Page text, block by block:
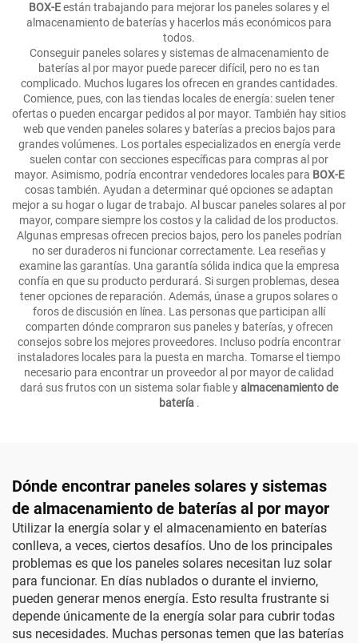
BOX-Eestán trabajando para mejorar los paneles solares y el
almacenamiento de baterías y hacerlos más económicos para
todos.
Conseguir paneles solares y sistemas de almacenamiento de
baterías al por mayor puede parecer difícil, pero no es tan
complicado. Muchos lugares los ofrecen en grandes cantidades.
Comience, pues, con las tiendas locales de energía: suelen tener
ofertas o pueden encargar pedidos al por mayor. También hay sitios
web que venden paneles solares y baterías a precios bajos para
grandes volúmenes. Los portales especializados en energía verde
suelen contar con secciones específicas para compras al por
mayor. Asimismo, podría encontrar vendedores locales para BOX-E
cosas también. Ayudan a determinar qué opciones se adaptan
mejor a su hogar o lugar de trabajo. Al buscar paneles solares al por
mayor, compare siempre los costos y la calidad de los productos.
Algunas empresas ofrecen precios bajos, pero los paneles podrían
no ser duraderos ni funcionar correctamente. Lea reseñas y
examine las garantías. Una garantía sólida indica que la empresa
confía en que su producto perdurará. Si surgen problemas, desea
tener opciones de reparación. Además, únase a grupos solares o
foros de discusión en línea. Las personas que participan allí
comparten dónde compraron sus paneles y baterías, y ofrecen
consejos sobre los mejores proveedores. Incluso podría encontrar
instaladores locales para la puesta en marcha. Tomarse el tiempo
necesario para encontrar un proveedor al por mayor de calidad
dará sus frutos con un sistema solar fiable yalmacenamiento de
batería .
Dónde encontrar paneles solares y sistemas
de almacenamiento de baterías al por mayor
Utilizar la energía solar y el almacenamiento en baterías
conlleva, a veces, ciertos desafíos. Uno de los principales
problemas es que los paneles solares necesitan luz solar
para funcionar. En días nublados o durante el invierno,
pueden generar menos energía. Esto resulta frustrante si
depende únicamente de la energía solar para cubrir todas
sus necesidades. Muchas personas temen que las baterías